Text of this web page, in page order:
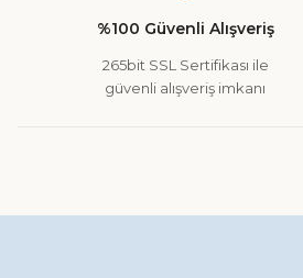
Ürün bilgilerinde hatalar bulunuyor.
Ürün fiyatı diğer sitelerden daha
%100 Güvenli Alışveriş
265bit SSL Sertifikası ile
güvenli alışveriş imkanı